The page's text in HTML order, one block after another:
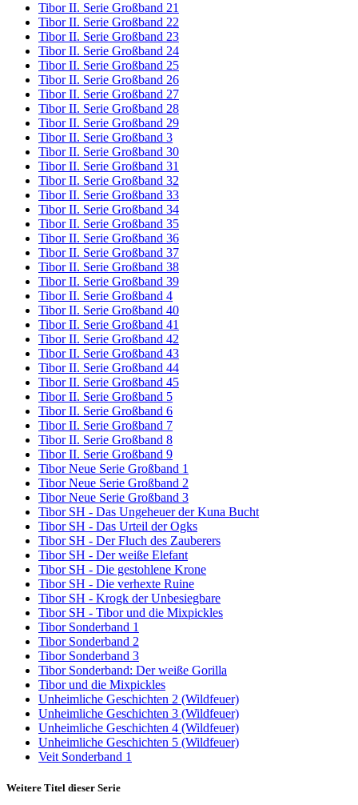
Tibor II. Serie Großband 21
Tibor II. Serie Großband 22
Tibor II. Serie Großband 23
Tibor II. Serie Großband 24
Tibor II. Serie Großband 25
Tibor II. Serie Großband 26
Tibor II. Serie Großband 27
Tibor II. Serie Großband 28
Tibor II. Serie Großband 29
Tibor II. Serie Großband 3
Tibor II. Serie Großband 30
Tibor II. Serie Großband 31
Tibor II. Serie Großband 32
Tibor II. Serie Großband 33
Tibor II. Serie Großband 34
Tibor II. Serie Großband 35
Tibor II. Serie Großband 36
Tibor II. Serie Großband 37
Tibor II. Serie Großband 38
Tibor II. Serie Großband 39
Tibor II. Serie Großband 4
Tibor II. Serie Großband 40
Tibor II. Serie Großband 41
Tibor II. Serie Großband 42
Tibor II. Serie Großband 43
Tibor II. Serie Großband 44
Tibor II. Serie Großband 45
Tibor II. Serie Großband 5
Tibor II. Serie Großband 6
Tibor II. Serie Großband 7
Tibor II. Serie Großband 8
Tibor II. Serie Großband 9
Tibor Neue Serie Großband 1
Tibor Neue Serie Großband 2
Tibor Neue Serie Großband 3
Tibor SH - Das Ungeheuer der Kuna Bucht
Tibor SH - Das Urteil der Ogks
Tibor SH - Der Fluch des Zauberers
Tibor SH - Der weiße Elefant
Tibor SH - Die gestohlene Krone
Tibor SH - Die verhexte Ruine
Tibor SH - Krogk der Unbesiegbare
Tibor SH - Tibor und die Mixpickles
Tibor Sonderband 1
Tibor Sonderband 2
Tibor Sonderband 3
Tibor Sonderband: Der weiße Gorilla
Tibor und die Mixpickles
Unheimliche Geschichten 2 (Wildfeuer)
Unheimliche Geschichten 3 (Wildfeuer)
Unheimliche Geschichten 4 (Wildfeuer)
Unheimliche Geschichten 5 (Wildfeuer)
Veit Sonderband 1
Weitere Titel dieser Serie